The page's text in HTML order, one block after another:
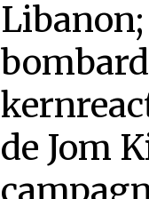
de Jom